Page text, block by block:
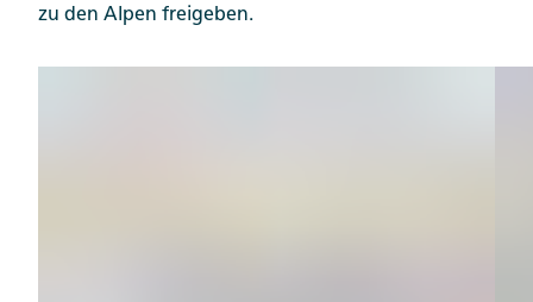
zu den Alpen freigeben.